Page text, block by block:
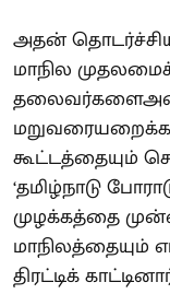
அதன்
மாநில
கூட்டத்தையும்
‘தமிழ்நாடு
முழக்கத்தை
திரட்டிக்